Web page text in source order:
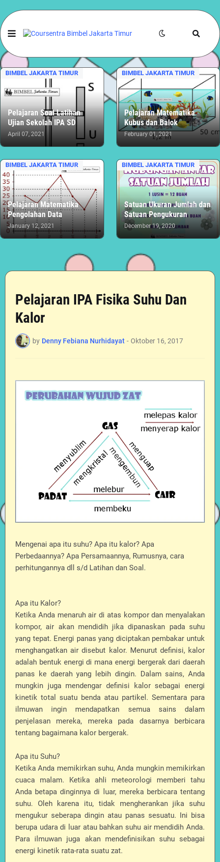
BIMBEL JAKARTA TIMUR
Pelajaran Soal Latihan
Ujian Sekolah IPA SD
April 07, 2021
BIMBEL JAKARTA TIMUR
Pelajaran Matematika
Kubus dan Balok
February 01, 2021
BIMBEL JAKARTA TIMUR
Pelajaran Matematika
Pengolahan Data
January 12, 2021
BIMBEL JAKARTA TIMUR
Satuan Ukuran Jumlah dan
Satuan Pengukuran
December 19, 2020
Pelajaran IPA Fisika Suhu Dan
Kalor
by Denny Febiana Nurhidayat - Oktober 16, 2017
Mengenai apa itu suhu? Apa itu kalor? Apa
Perbedaannya? Apa Persamaannya, Rumusnya, cara
perhitungannya dll s/d Latihan dan Soal.
Apa itu Kalor?
Ketika Anda menaruh air di atas kompor dan menyalakan
kompor, air akan mendidih jika dipanaskan pada suhu
yang tepat. Energi panas yang diciptakan pembakar untuk
menghangatkan air disebut kalor. Menurut definisi, kalor
adalah bentuk energi di mana energi bergerak dari daerah
panas ke daerah yang lebih dingin. Dalam sains, Anda
mungkin juga mendengar definisi kalor sebagai energi
kinetik total suatu benda atau partikel. Sementara para
ilmuwan ingin mendapatkan semua sains dalam
penjelasan mereka, mereka pada dasarnya berbicara
tentang bagaimana kalor bergerak.
Apa itu Suhu?
Ketika Anda memikirkan suhu, Anda mungkin memikirkan
cuaca malam. Ketika ahli meteorologi memberi tahu
Anda betapa dinginnya di luar, mereka berbicara tentang
suhu. Oleh karena itu, tidak mengherankan jika suhu
mengukur seberapa dingin atau panas sesuatu. Ini bisa
berupa udara di luar atau bahkan suhu air mendidih Anda.
Para ilmuwan juga akan mendefinisikan suhu sebagai
energi kinetik rata-rata suatu zat.